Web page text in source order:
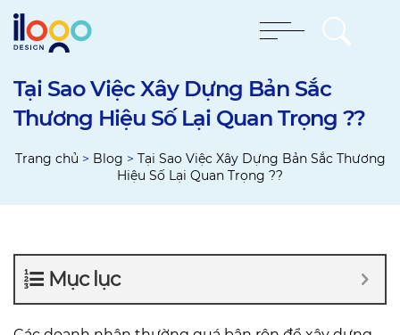
Tại Sao Việc Xây Dựng Bản Sắc
Thương Hiệu Số Lại Quan Trọng ??
Trang chủ > Blog > Tại Sao Việc Xây Dựng Bản Sắc Thương
Hiệu Số Lại Quan Trọng ??
Mục lục